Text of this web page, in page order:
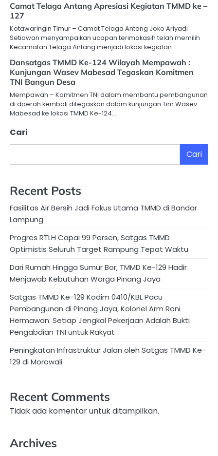
Camat Telaga Antang Apresiasi Kegiatan TMMD ke –
127
Kotawaringin Timur – Camat Telaga Antang Joko Ariyadi
Setiawan menyampaikan ucapan terimakasih telah memilih
Kecamatan Telaga Antang menjadi lokasi kegiatan…
Dansatgas TMMD Ke-124 Wilayah Mempawah :
Kunjungan Wasev Mabesad Tegaskan Komitmen
TNI Bangun Desa
Mempawah – Komitmen TNI dalam membantu pembangunan
di daerah kembali ditegaskan dalam kunjungan Tim Wasev
Mabesad ke lokasi TMMD Ke-124.…
Cari
Cari
Recent Posts
Fasilitas Air Bersih Jadi Fokus Utama TMMD di Bandar
Lampung
Progres RTLH Capai 99 Persen, Satgas TMMD
Optimistis Seluruh Target Rampung Tepat Waktu
Dari Rumah Hingga Sumur Bor, TMMD Ke-129 Hadir
Menjawab Kebutuhan Warga Pinang Jaya
Satgas TMMD Ke-129 Kodim 0410/KBL Pacu
Pembangunan di Pinang Jaya, Kolonel Arm Roni
Hermawan: Setiap Jengkal Pekerjaan Adalah Bukti
Pengabdian TNI untuk Rakyat
Peningkatan Infrastruktur Jalan oleh Satgas TMMD Ke-
129 di Morowali
Recent Comments
Tidak ada komentar untuk ditampilkan.
Archives